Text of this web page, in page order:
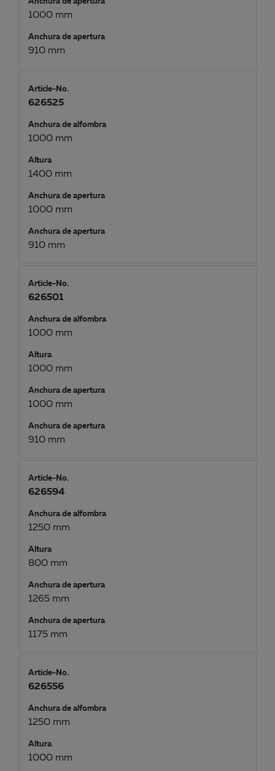
1000 mm
Anchura de apertura
910 mm
Article-No.
626525
Anchura de alfombra
1000 mm
Altura
1400 mm
Anchura de apertura
1000 mm
Anchura de apertura
910 mm
Article-No.
626501
Anchura de alfombra
1000 mm
Altura
1000 mm
Anchura de apertura
1000 mm
Anchura de apertura
910 mm
Article-No.
626594
Anchura de alfombra
1250 mm
Altura
800 mm
Anchura de apertura
1265 mm
Anchura de apertura
1175 mm
Article-No.
626556
Anchura de alfombra
1250 mm
Altura
1000 mm